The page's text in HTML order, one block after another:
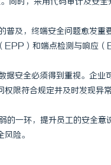
同时，采用代码审计及安
普及，终端安全问题愈发
EPP）和端点检测与响应
据安全必须得到重视。企
权限符合规定并及时发现异
的一环，提升员工的安全
险。